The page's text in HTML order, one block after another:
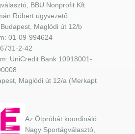
BBU Nonprofit Kft.
Róbert ügyvezető
Maglódi út 12/b
01-09-994624
2-42
UniCredit Bank 10918001-
Maglódi út 12/a (Merkapt
Az Ötpróbát koordináló
Nagy Sportágválasztó,